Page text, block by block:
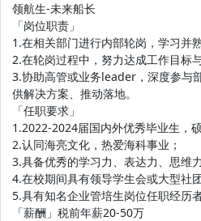
领航生-未来船长
「岗位职责」
1.在相关部门进行内部轮岗，学习并
2.在轮岗过程中，努力达成工作目标
3.协助高管或业务leader，深度参与
供解决方案、推动落地。
「任职要求」
1.2022-2024届国内外优秀毕业生，
2.认同海亮文化，热爱海科事业；
3.具备优秀的学习力、表达力、思维
4.在校期间具有领导学生会或大型社
5.具有知名企业管培生岗位任职经历
「薪酬」税前年薪20-50万